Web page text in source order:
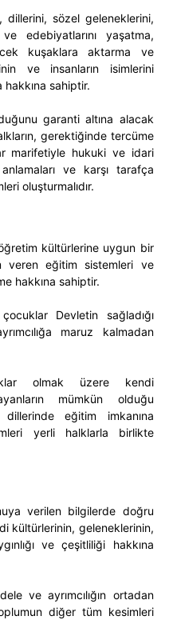
dillerini, sözel geleneklerini,
edebiyatlarını yaşatma,
kuşaklara aktarma ve
ve insanların isimlerini
sahiptir.
garanti altına alacak
gerektiğinde tercüme
marifetiyle hukuki ve idari
ve karşı tarafça
oluşturmalıdır.
kültürlerine uygun bir
veren eğitim sistemleri ve
hakkına sahiptir.
Devletin sağladığı
maruz kalmadan
olmak üzere kendi
mümkün olduğu
eğitim imkanına
yerli halklarla birlikte
verilen bilgilerde doğru
kültürlerinin, geleneklerinin,
ve çeşitliliği hakkına
ve ayrımcılığın ortadan
diğer tüm kesimleri